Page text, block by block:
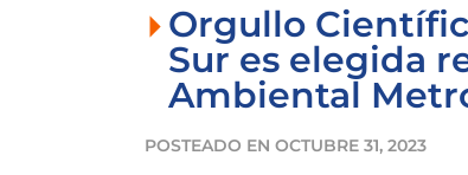
Orgullo
Sur es elegida
Ambiental
POSTEADO EN OCTUBRE 31, 2023